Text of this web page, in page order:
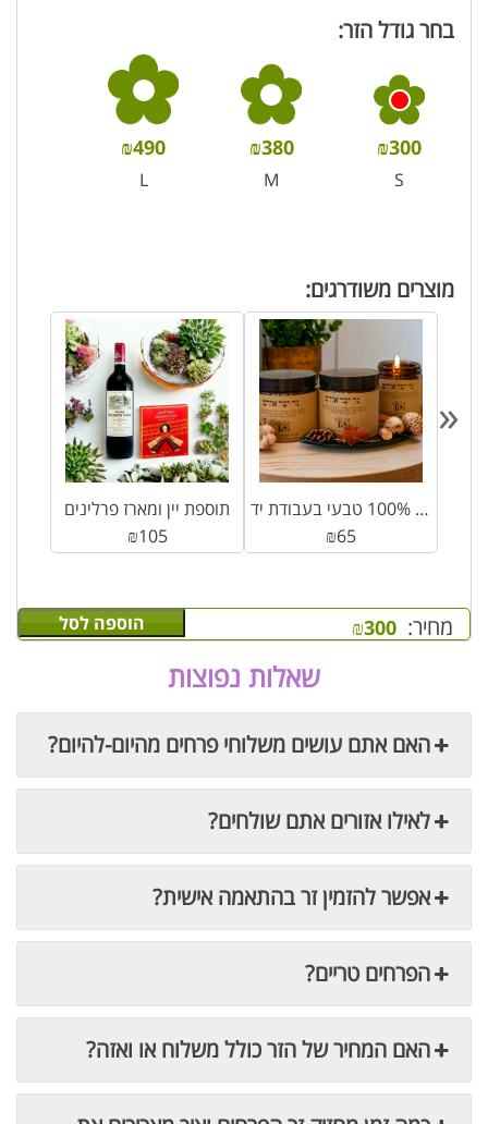
בחר גודל הזר:
₪300
S
₪380
M
₪490
L
מחיר: ₪300 הוספה לסל
מוצרים משודרגים:
תוספת יין ומארז פרלינים
₪105
נר סויה 100% טבעי בעבודת יד
₪65
«
שאלות נפוצות
האם אתם עושים משלוחי פרחים מהיום-להיום?
לאילו אזורים אתם שולחים?
אפשר להזמין זר בהתאמה אישית?
הפרחים טריים?
האם המחיר של הזר כולל משלוח או ואזה?